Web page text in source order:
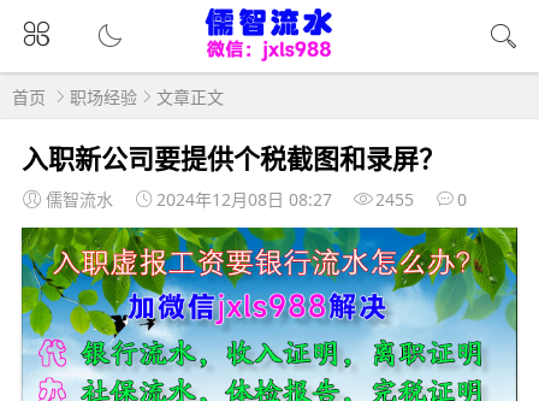
首页 职场经验 文章正文
入职新公司要提供个税截图和录屏？
儒智流水 2024年12月08日 08:27 2455 0